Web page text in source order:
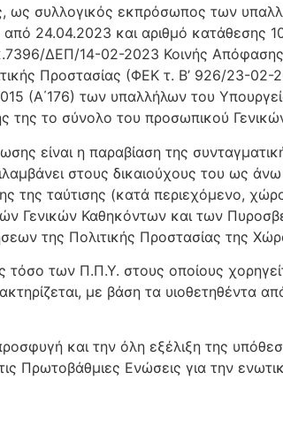
ως συλλογικός εκπρόσωπος των
24.04.2023 και αριθμό κατάθεσης
ΔΕΠ/14-02-2023 Κοινής
Προστασίας (ΦΕΚ τ. Β’ 926/23-02-
(Α΄176) των υπαλλήλων του
της το σύνολο του προσωπικού
είναι η παραβίαση της
στους δικαιούχους του ως
της ταύτισης (κατά περιεχόμενο,
Γενικών Καθηκόντων και των
της Πολιτικής Προστασίας της
των Π.Π.Υ. στους οποίους
με βάση τα υιοθετηθέντα
και την όλη εξέλιξη της
Πρωτοβάθμιες Ενώσεις για την